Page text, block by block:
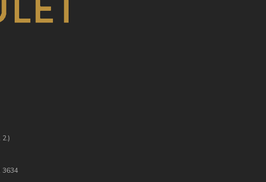
3634